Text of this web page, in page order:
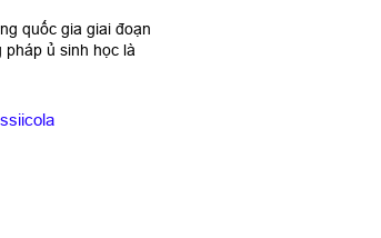
quốc gia giai đoạn
ủ sinh học là